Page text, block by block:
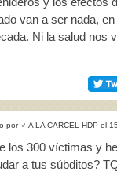
van a ser nada,
Ni la salud nos
por ♂ A LA CARCEL HDP el
los 300 víctimas y
a tus súbditos?